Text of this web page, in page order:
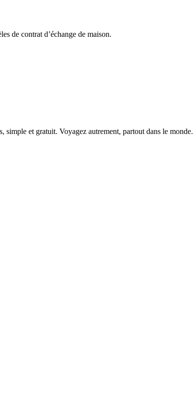
de contrat d’échange de maison.
simple et gratuit. Voyagez autrement, partout dans le monde.